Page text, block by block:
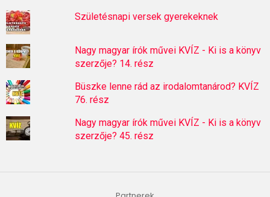
Születésnapi versek gyerekeknek
Nagy magyar írók művei KVÍZ - Ki is a könyv
szerzője? 14. rész
Büszke lenne rád az irodalomtanárod? KVÍZ
76. rész
Nagy magyar írók művei KVÍZ - Ki is a könyv
szerzője? 45. rész